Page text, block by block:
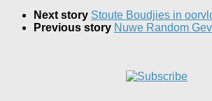
Next story Stoute Boudjies in
Previous story Nuwe Random